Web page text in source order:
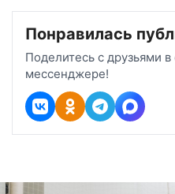
Понравилась
Поделитесь с друзьями
мессенджере!